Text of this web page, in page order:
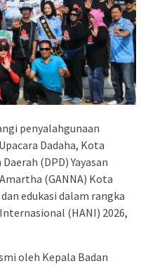
penyalahgunaan
Dadaha, Kota
(DPD) Yayasan
(GANNA) Kota
edukasi dalam rangka
(HANI) 2026,
oleh Kepala Badan